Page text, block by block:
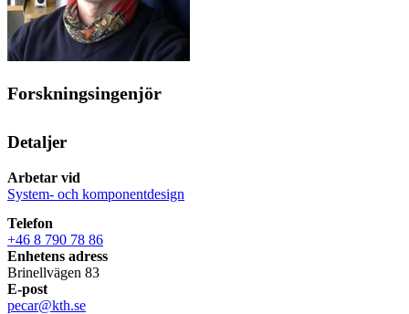
Forskningsingenjör
Detaljer
Arbetar vid
System- och komponentdesign
Telefon
+46 8 790 78 86
Enhetens adress
Brinellvägen 83
E-post
pecar@kth.se